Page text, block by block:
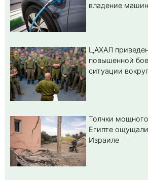
владение
ЦАХАЛ
повышенной
ситуации
Толчки
Египте
Израиле